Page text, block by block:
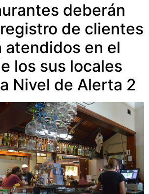
deberán
de clientes
atendidos en el
los sus locales
Nivel de Alerta 2